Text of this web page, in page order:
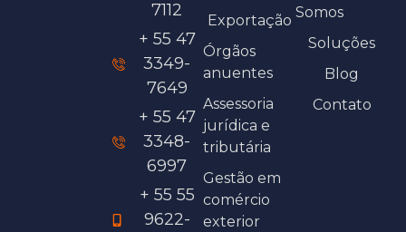
7112
+ 55 47
3349-
7649
+ 55 47
3348-
6997
+ 55 55
9622-
Exportação
Órgãos
anuentes
Assessoria
jurídica e
tributária
Gestão em
comércio
exterior
Somos
Soluções
Blog
Contato